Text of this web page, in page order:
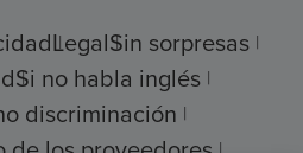
LegalSin sorpresas
Si no habla inglés
discriminación